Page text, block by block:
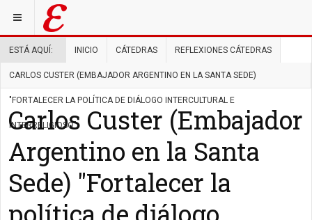
ESTÁ AQUÍ: INICIO CÁTEDRAS REFLEXIONES CÁTEDRAS
CARLOS CUSTER (EMBAJADOR ARGENTINO EN LA SANTA SEDE)
"FORTALECER LA POLÍTICA DE DIÁLOGO INTERCULTURAL E
INTERRELIGIOSO"
Carlos Custer (Embajador
Argentino en la Santa
Sede) "Fortalecer la